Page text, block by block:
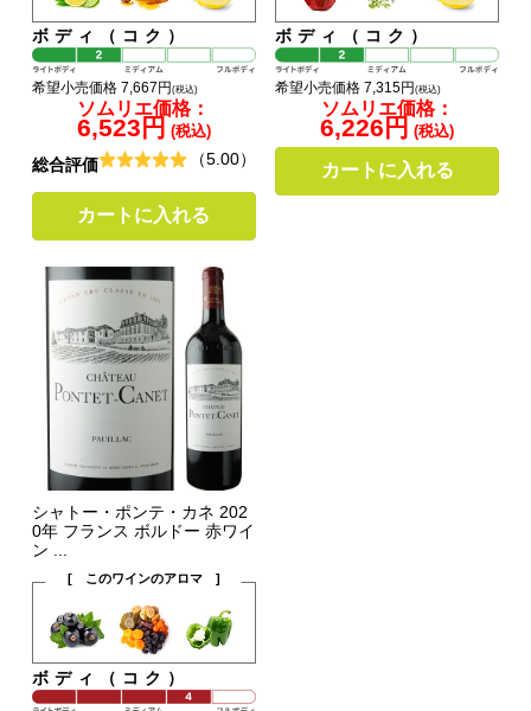
ボディ（コク）
希望小売価格 7,667円 (税込)
ソムリエ価格：
6,523円 (税込)
総合評価 （5.00）
カートに入れる
ボディ（コク）
希望小売価格 7,315円(税込)
ソムリエ価格：
6,226円 (税込)
カートに入れる
シャトー・ポンテ・カネ 202
0年 フランス ボルドー 赤ワイ
ン ...
[ このワインのアロマ ]
ボディ（コク）